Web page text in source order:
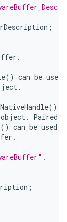
;
.
() can be used
.
()
object. Paired
() can be used
.
;